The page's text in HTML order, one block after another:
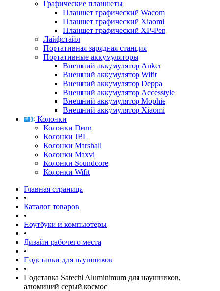
Графические планшеты
Планшет графический Wacom
Планшет графический Xiaomi
Планшет графический XP-Pen
Лайфстайл
Портативная зарядная станция
Портативные аккумуляторы
Внешний аккумулятор Anker
Внешний аккумулятор Wifit
Внешний аккумулятор Deppa
Внешний аккумулятор Accesstyle
Внешний аккумулятор Mophie
Внешний аккумулятор Xiaomi
Колонки
Колонки Denn
Колонки JBL
Колонки Marshall
Колонки Maxvi
Колонки Soundcore
Колонки Wifit
Главная страница
•
Каталог товаров
•
Ноутбуки и компьютеры
•
Дизайн рабочего места
•
Подставки для наушников
•
Подставка Satechi Aluminimum для наушников,
алюминий серый космос